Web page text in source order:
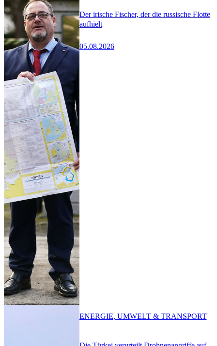
Der irische Fischer, der die russische Flotte
aufhielt
05.08.2026
ENERGIE, UMWELT & TRANSPORT